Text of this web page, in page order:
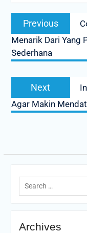
Post
navigation
Previous
Menarik Dari Yang
Sederhana
Next
Agar Makin
Search
for:
Archives